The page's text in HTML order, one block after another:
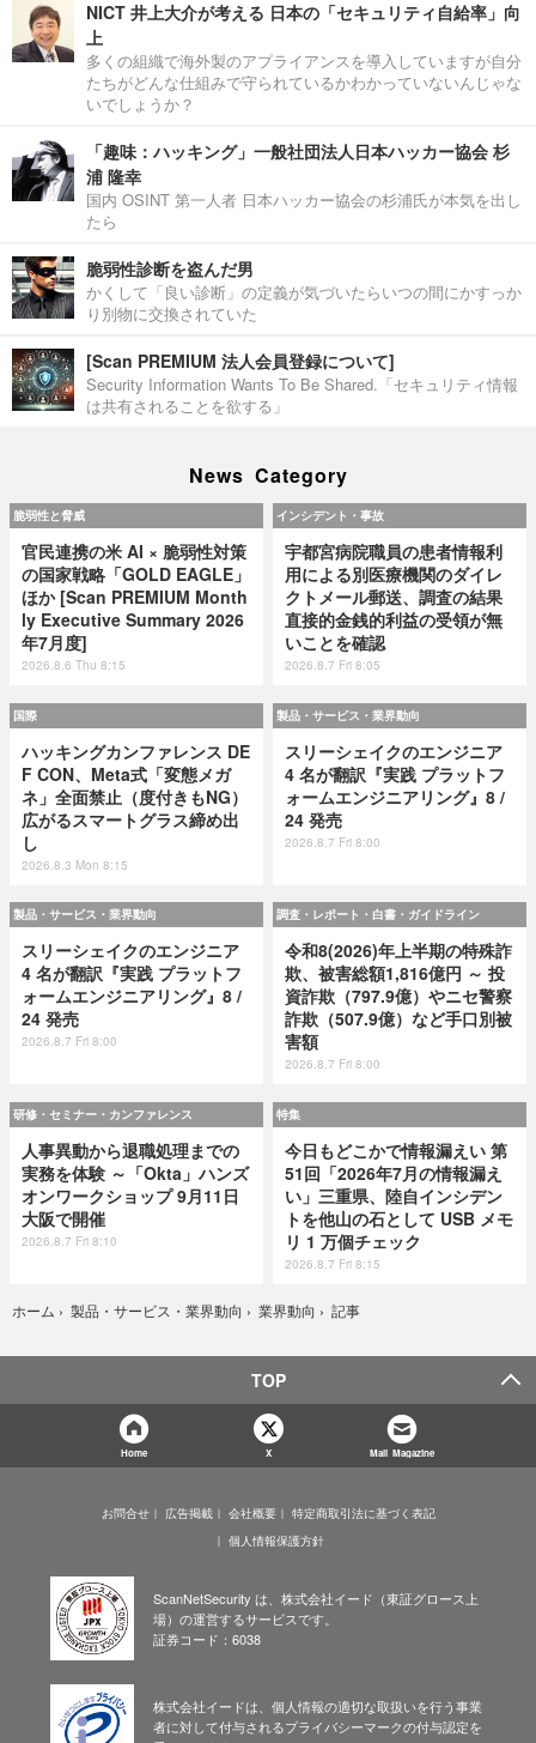
NICT 井上大介が考える 日本の「セキュリティ自給率」向
上
多くの組織で海外製のアプライアンスを導入していますが自分
たちがどんな仕組みで守られているかわかっていないんじゃな
いでしょうか？
「趣味：ハッキング」一般社団法人日本ハッカー協会 杉
浦 隆幸
国内 OSINT 第一人者 日本ハッカー協会の杉浦氏が本気を出し
たら
脆弱性診断を盗んだ男
かくして「良い診断」の定義が気づいたらいつの間にかすっか
り別物に交換されていた
[Scan PREMIUM 法人会員登録について]
Security Information Wants To Be Shared.「セキュリティ情報
は共有されることを欲する」
News Category
脆弱性と脅威
官民連携の米 AI × 脆弱性対策
の国家戦略「GOLD EAGLE」
ほか [Scan PREMIUM Month
ly Executive Summary 2026
年7月度]
2026.8.6 Thu 8:15
インシデント・事故
宇都宮病院職員の患者情報利
用による別医療機関のダイレ
クトメール郵送、調査の結果
直接的金銭的利益の受領が無
いことを確認
2026.8.7 Fri 8:05
国際
ハッキングカンファレンス DE
F CON、Meta式「変態メガ
ネ」全面禁止（度付きもNG）
広がるスマートグラス締め出
し
2026.8.3 Mon 8:15
製品・サービス・業界動向
スリーシェイクのエンジニア
4 名が翻訳『実践 プラットフ
ォームエンジニアリング』8 /
24 発売
2026.8.7 Fri 8:00
製品・サービス・業界動向
スリーシェイクのエンジニア
4 名が翻訳『実践 プラットフ
ォームエンジニアリング』8 /
24 発売
2026.8.7 Fri 8:00
調査・レポート・白書・ガイドライン
令和8(2026)年上半期の特殊詐
欺、被害総額1,816億円 ～ 投
資詐欺（797.9億）やニセ警察
詐欺（507.9億）など手口別被
害額
2026.8.7 Fri 8:00
研修・セミナー・カンファレンス
人事異動から退職処理までの
実務を体験 ～「Okta」ハンズ
オンワークショップ 9月11日
大阪で開催
2026.8.7 Fri 8:10
特集
今日もどこかで情報漏えい 第
51回「2026年7月の情報漏え
い」三重県、陸自インシデン
トを他山の石として USB メモ
リ 1 万個チェック
2026.8.7 Fri 8:15
ホーム › 製品・サービス・業界動向 › 業界動向 › 記事
TOP
Home X Mail Magazine
お問合せ 広告掲載 会社概要
特定商取引法に基づく表記
個人情報保護方針
ScanNetSecurity は、株式会社イード（東証グロース上
場）の運営するサービスです。
証券コード：6038
株式会社イードは、個人情報の適切な取扱いを行う事業
者に対して付与されるプライバシーマークの付与認定を